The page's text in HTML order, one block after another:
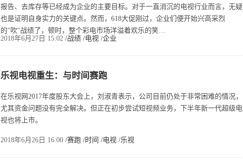
报告、去库存等已经成为企业的主要目标。对于一直消沉的电视行业而言，无疑
也是证明自身实力的关键点。然而，618大促刚过，企业们便开始兴高采烈
的"吹"战绩了，顿时，整个彩电市场洋溢着欢乐的笑…
2018年6月27日 15:02 /战绩 /电视 /企业
乐视电视重生：与时间赛跑
在乐视网2017年度股东大会上，刘淑青表示，公司目前仍处于非常困难的情况，
尤其资金问题没有完全解决。但正在初步尝试短视频业务，下半年新一代超级电
视也将上市。
2018年6月26日 16:00 /赛跑 /时间 /电视 /乐视